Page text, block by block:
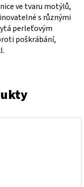
ve tvaru motýlů,
s různými
perleťovým
poškrábání,